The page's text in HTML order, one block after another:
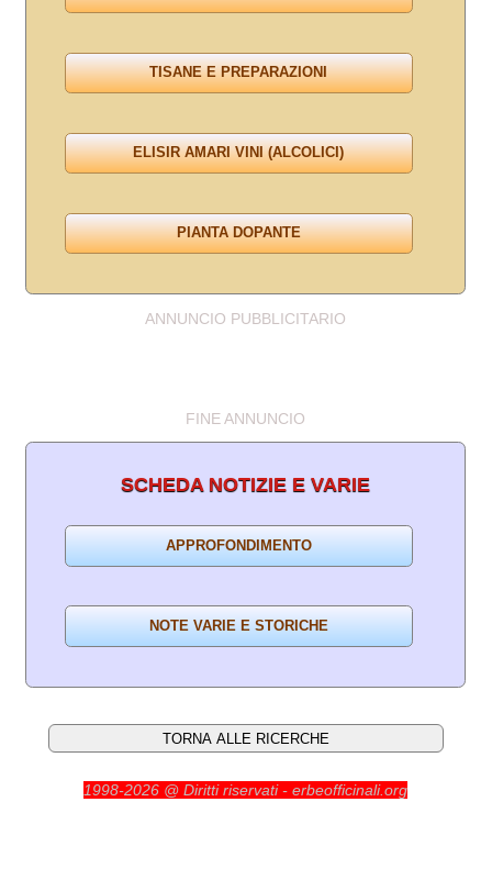
ANNUNCIO PUBBLICITARIO
FINE ANNUNCIO
SCHEDA NOTIZIE E VARIE
1998-2026 @ Diritti riservati - erbeofficinali.org